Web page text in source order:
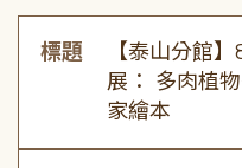
標題
【泰山分館
展： 多肉植
家繪本